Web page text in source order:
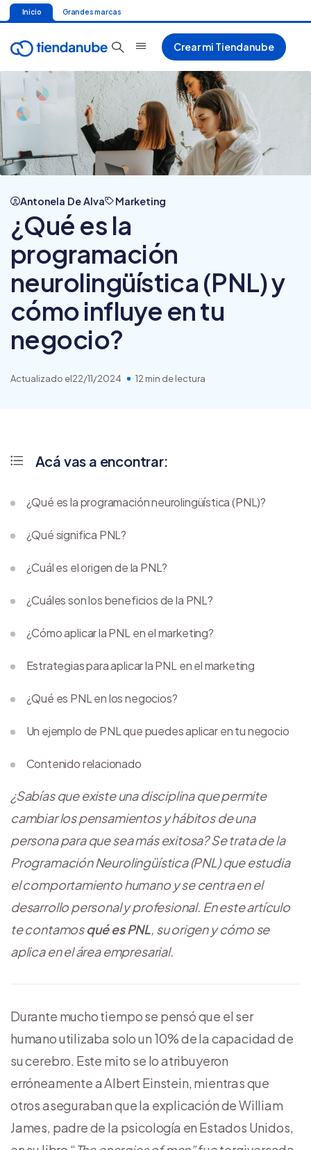
Inicio Grandes marcas
Crear mi Tiendanube
Antonela De Alva Marketing
¿Qué es la
programación
neurolingüística (PNL) y
cómo influye en tu
negocio?
Actualizado el22/11/2024 12 min de lectura
¿Sabías que existe una disciplina que permite
cambiar los pensamientos y hábitos de una
persona para que sea más exitosa? Se trata de la
Programación Neurolingüística (PNL) que estudia
el comportamiento humano y se centra en el
desarrollo personal y profesional. En este artículo
te contamosqué es PNL, su origen y cómo se
aplica en el área empresarial.
Durante mucho tiempo se pensó que el ser
humano utilizaba solo un 10% de la capacidad de
su cerebro. Este mito se lo atribuyeron
erróneamente a Albert Einstein, mientras que
otros aseguraban que la explicación de William
James, padre de la psicología en Estados Unidos,
Acá vas a encontrar:
¿Qué es la programación neurolingüística (PNL)?
¿Qué significa PNL?
¿Cuál es el origen de la PNL?
¿Cuáles son los beneficios de la PNL?
¿Cómo aplicar la PNL en el marketing?
Estrategias para aplicar la PNL en el marketing
¿Qué es PNL en los negocios?
Un ejemplo de PNL que puedes aplicar en tu negocio
Contenido relacionado